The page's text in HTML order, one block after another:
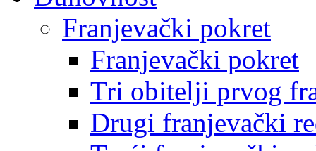
Franjevački pokret
Franjevački pokret
Tri obitelji prvog
Drugi franjevački